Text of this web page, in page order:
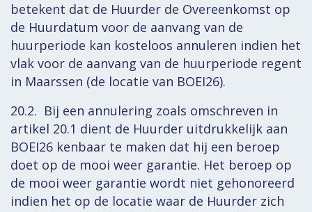
betekent dat de Huurder de Overeenkomst op
de Huurdatum voor de aanvang van de
huurperiode kan kosteloos annuleren indien het
vlak voor de aanvang van de huurperiode regent
in Maarssen (de locatie van BOEI26).
20.2. Bij een annulering zoals omschreven in
artikel 20.1 dient de Huurder uitdrukkelijk aan
BOEI26 kenbaar te maken dat hij een beroep
doet op de mooi weer garantie. Het beroep op
de mooi weer garantie wordt niet gehonoreerd
indien het op de locatie waar de Huurder zich